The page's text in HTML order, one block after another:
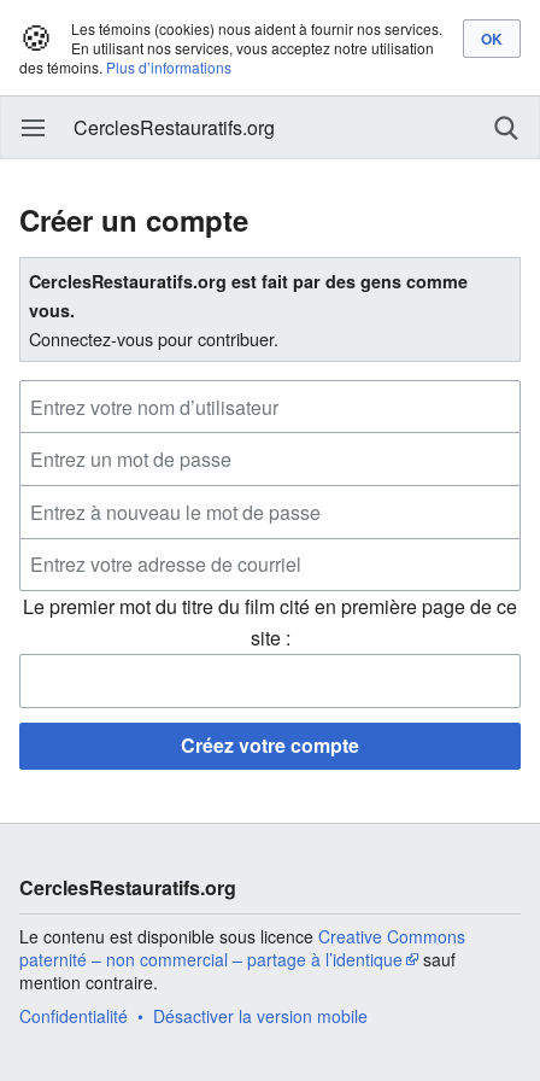
🍪
Les témoins (cookies) nous aident à fournir nos services.
En utilisant nos services, vous acceptez notre utilisation
des témoins. Plus d’informations
CerclesRestauratifs.org
Créer un compte
CerclesRestauratifs.org est fait par des gens comme
vous.
Connectez-vous pour contribuer.
Le premier mot du titre du film cité en première page de ce
site :
Créez votre compte
CerclesRestauratifs.org
Le contenu est disponible sous licence Creative Commons
paternité – non commercial – partage à l’identique
sauf
mention contraire.
Confidentialité
Désactiver la version mobile